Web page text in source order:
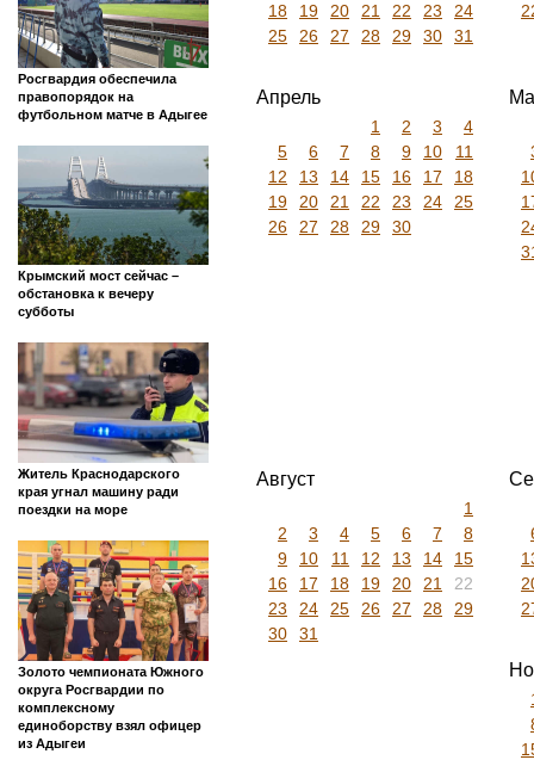
Росгвардия обеспечила
правопорядок на
футбольном матче в Адыгее
Крымский мост сейчас –
обстановка к вечеру
субботы
Житель Краснодарского
края угнал машину ради
поездки на море
Золото чемпионата Южного
округа Росгвардии по
комплексному
единоборству взял офицер
из Адыгеи
18
19 20 21 22 23
24
25
26 27 28 29 30 31
Апрель
1 2 3
4
5
6 7 8 9 10
11
12
13 14 15 16 17
18
19
20 21 22 23 24
25
26
27 28 29 30
Август
1
2
3 4 5 6 7
8
9
10 11 12 13 14
15
16
17 18 19 20 21
22
23
24 25 26 27 28
29
30
31